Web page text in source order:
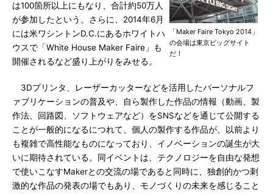
「Maker Faire Tokyo 2014」
の会場は東京ビッグサイト
だ！
は100箇所以上にもなり、合計約50万人
が参加したという。さらに、2014年6月
には米ワシントンD.C.にあるホワイトハ
ウスで「White House Maker Faire」も
開催されるなど盛り上がりをみせる。
3Dプリンタ、レーザーカッターなどを活用したパーソナルフ
ァブリケーションの普及や、自ら製作した作品の情報（動画、製
作法、回路図、ソフトウェアなど）をSNSなどを通じて公開する
ことが一般的になるにつれて、個人の製作する作品が、以前より
も複雑で高性能なものになっており、イノベーションの誕生が大
いに期待されている。同イベントは、テクノロジーを自由な発想
で使いこなすMakerとの交流の場であると同時に、独創的かつ刺
激的な作品の発表の場でもあり、モノづくりの未来を感じること